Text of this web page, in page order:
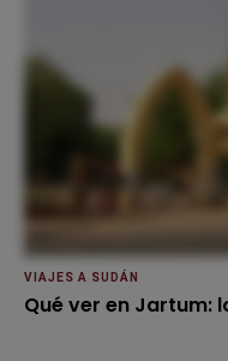
VIAJES A SUDÁN
Qué ver en Jartum: